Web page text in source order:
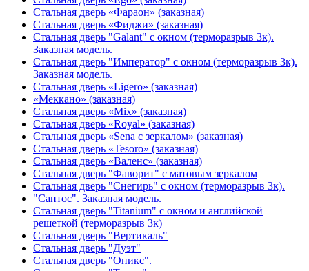
Стальная дверь «Фараон» (заказная)
Стальная дверь «Фиджи» (заказная)
Стальная дверь "Galant" с окном (терморазрыв 3к).
Заказная модель.
Стальная дверь "Император" с окном (терморазрыв 3к).
Заказная модель.
Стальная дверь «Ligero» (заказная)
«Меккано» (заказная)
Стальная дверь «Mix» (заказная)
Стальная дверь «Royal» (заказная)
Стальная дверь «Sena с зеркалом» (заказная)
Стальная дверь «Tesoro» (заказная)
Стальная дверь «Валенс» (заказная)
Стальная дверь "Фаворит" с матовым зеркалом
Стальная дверь "Снегирь" с окном (терморазрыв 3к).
"Сантос". Заказная модель.
Стальная дверь "Titanium" с окном и английской
решеткой (терморазрыв 3к)
Стальная дверь "Вертикаль"
Стальная дверь "Дуэт"
Стальная дверь "Оникс".